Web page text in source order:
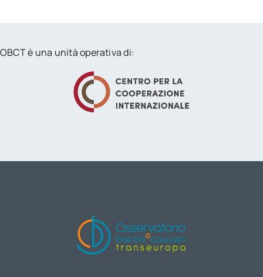
OBCT è una unità operativa di: